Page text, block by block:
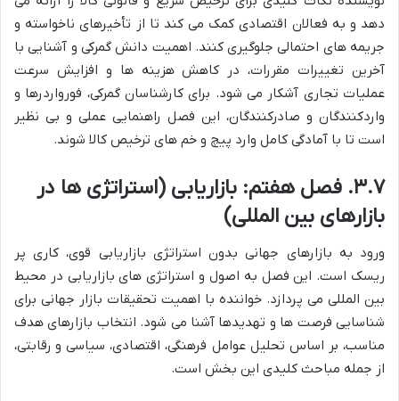
دهد و به فعالان اقتصادی کمک می کند تا از تأخیرهای ناخواسته و
جریمه های احتمالی جلوگیری کنند. اهمیت دانش گمرکی و آشنایی با
آخرین تغییرات مقررات، در کاهش هزینه ها و افزایش سرعت
عملیات تجاری آشکار می شود. برای کارشناسان گمرکی، فورواردرها و
واردکنندگان و صادرکنندگان، این فصل راهنمایی عملی و بی نظیر
است تا با آمادگی کامل وارد پیچ و خم های ترخیص کالا شوند.
۳.۷. فصل هفتم: بازاریابی (استراتژی ها در
بازارهای بین المللی)
ورود به بازارهای جهانی بدون استراتژی بازاریابی قوی، کاری پر
ریسک است. این فصل به اصول و استراتژی های بازاریابی در محیط
بین المللی می پردازد. خواننده با اهمیت تحقیقات بازار جهانی برای
شناسایی فرصت ها و تهدیدها آشنا می شود. انتخاب بازارهای هدف
مناسب، بر اساس تحلیل عوامل فرهنگی، اقتصادی، سیاسی و رقابتی،
از جمله مباحث کلیدی این بخش است.